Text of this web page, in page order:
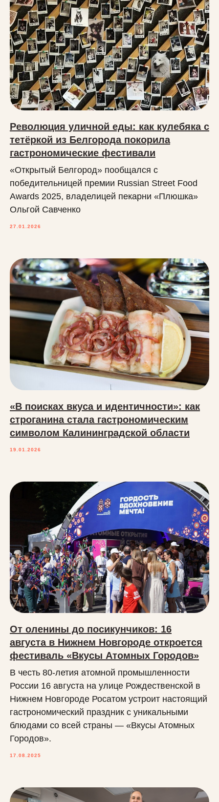
Революция уличной еды: как кулебяка с
тетёркой из Белгорода покорила
гастрономические фестивали
«Открытый Белгород» пообщался с
победительницей премии Russian Street Food
Awards 2025, владелицей пекарни «Плюшка»
Ольгой Савченко
27.01.2026
«В поисках вкуса и идентичности»: как
строганина стала гастрономическим
символом Калининградской области
19.01.2026
От оленины до посикунчиков: 16
августа в Нижнем Новгороде откроется
фестиваль «Вкусы Атомных Городов»
В честь 80-летия атомной промышленности
России 16 августа на улице Рождественской в
Нижнем Новгороде Росатом устроит настоящий
гастрономический праздник с уникальными
блюдами со всей страны — «Вкусы Атомных
Городов».
17.08.2025